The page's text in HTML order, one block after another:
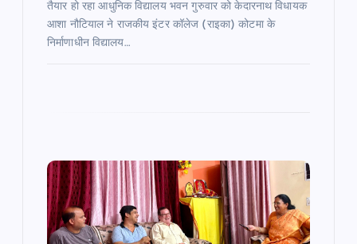
तैयार हो रहा आधुनिक विद्यालय भवन गुरुवार को केदारनाथ विधायक
आशा नौटियाल ने राजकीय इंटर कॉलेज (राइका) कोटमा के
निर्माणाधीन विद्यालय…